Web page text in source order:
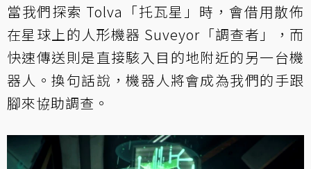
當我們探索 Tolva「托瓦星」時，會借用散佈
在星球上的人形機器 Suveyor「調查者」，而
快速傳送則是直接駭入目的地附近的另一台機
器人。換句話說，機器人將會成為我們的手跟
腳來協助調查。